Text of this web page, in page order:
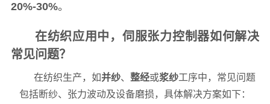
20%-30%。
在纺织应用中，伺服张力控制器如何解决
常见问题？
在纺织生产，如并纱、 整经或浆纱工序中，常见问题
包括断纱、张力波动及设备磨损，具体解决方案如下：